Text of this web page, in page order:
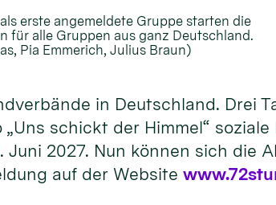
erste angemeldete Gruppe starten die
alle Gruppen aus ganz Deutschland.
Pia Emmerich, Julius Braun)
in Deutschland. Drei
„Uns schickt der Himmel“
Juni 2027. Nun können sich die
auf der Website